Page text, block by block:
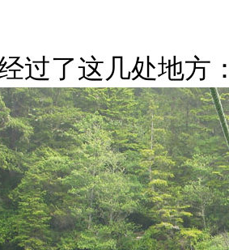
过了这几处地方